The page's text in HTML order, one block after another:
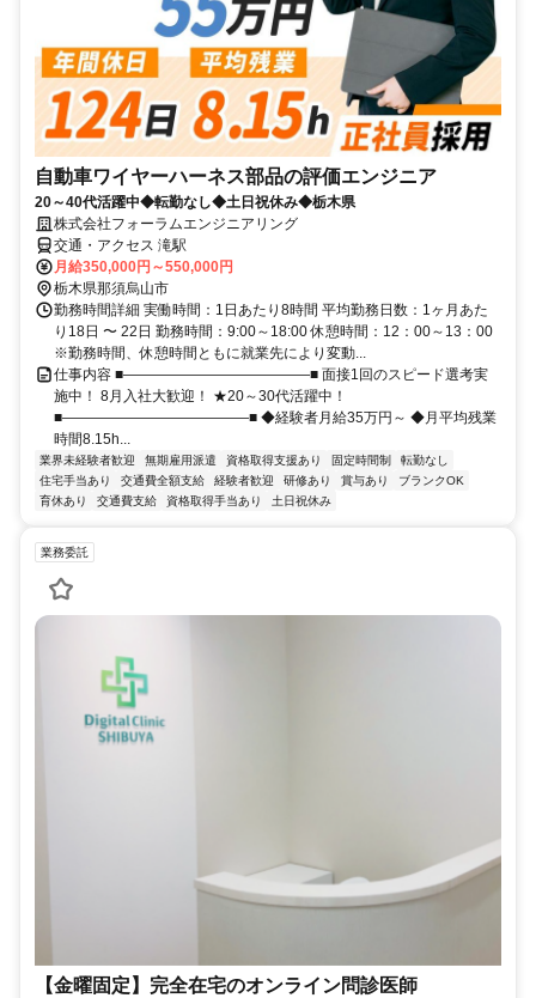
自動車ワイヤーハーネス部品の評価エンジニア
20～40代活躍中◆転勤なし◆土日祝休み◆栃木県
株式会社フォーラムエンジニアリング
交通・アクセス 滝駅
月給350,000円～550,000円
栃木県那須烏山市
勤務時間詳細 実働時間：1日あたり8時間 平均勤務日数：1ヶ月あた
り18日 〜 22日 勤務時間：9:00～18:00 休憩時間：12：00～13：00
※勤務時間、休憩時間ともに就業先により変動...
仕事内容 ■―――――――――――――■ 面接1回のスピード選考実
施中！ 8月入社大歓迎！ ★20～30代活躍中！
■―――――――――――――■ ◆経験者月給35万円～ ◆月平均残業
時間8.15h...
業界未経験者歓迎 無期雇用派遣 資格取得支援あり 固定時間制
転勤なし
住宅手当あり
交通費全額支給 経験者歓迎 研修あり 賞与あり
ブランクOK
育休あり
交通費支給 資格取得手当あり 土日祝休み
業務委託
【金曜固定】完全在宅のオンライン問診医師